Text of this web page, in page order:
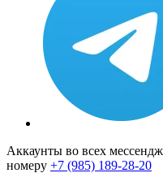
Аккаунты во всех
номеру +7 (985) 189-28-20